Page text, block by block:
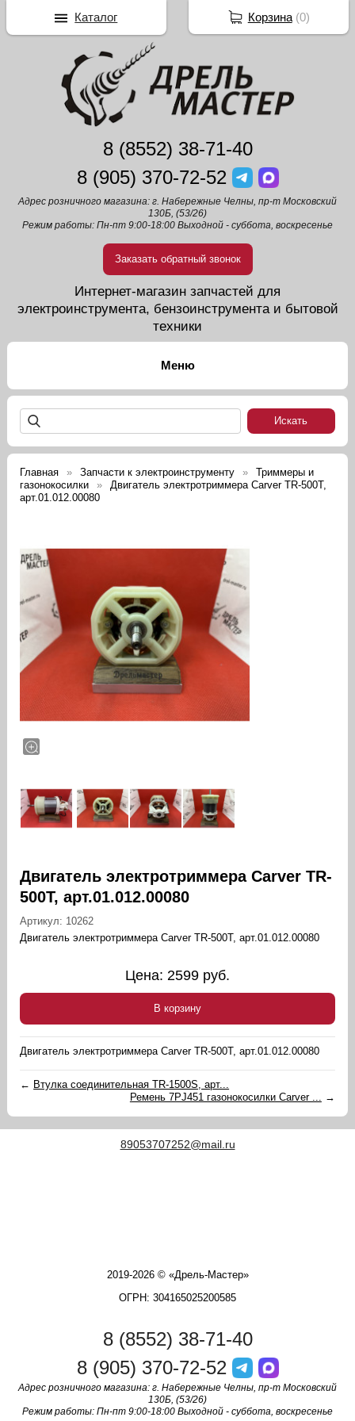
8 (8552) 38-71-40
8 (905) 370-72-52
Адрес розничного магазина: г. Набережные Челны, пр-т Московский
130Б, (53/26)
Режим работы: Пн-пт 9:00-18:00 Выходной - суббота, воскресенье
Заказать обратный звонок
Интернет-магазин запчастей для
электроинструмента, бензоинструмента и бытовой
техники
Главная Запчасти к электроинструменту
Триммеры и
газонокосилки
Двигатель электротриммера Carver TR-500Т,
арт.01.012.00080
Двигатель электротриммера Carver TR-
500Т, арт.01.012.00080
Артикул: 10262
Двигатель электротриммера Carver TR-500Т, арт.01.012.00080
Цена: 2599 руб.
В корзину
Двигатель электротриммера Carver TR-500Т, арт.01.012.00080
← Втулка соединительная TR-1500S, арт...
Ремень 7PJ451 газонокосилки Carver ... →
89053707252@mail.ru
2019-2026 © «Дрель-Мастер»
ОГРН: 304165025200585
8 (8552) 38-71-40
8 (905) 370-72-52
Адрес розничного магазина: г. Набережные Челны, пр-т Московский
130Б, (53/26)
Режим работы: Пн-пт 9:00-18:00 Выходной - суббота, воскресенье
Корзина(0)
Каталог